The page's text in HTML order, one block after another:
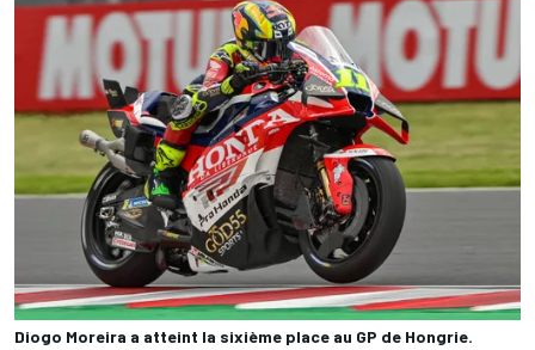
Diogo Moreira a atteint la sixième place au GP de Hongrie.